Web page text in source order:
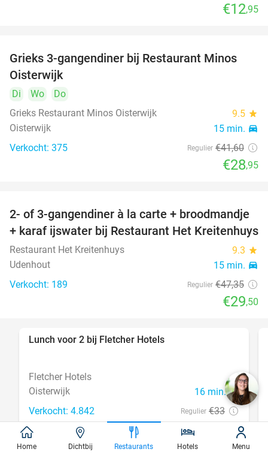
€12,95
30%
Grieks 3-gangendiner bij Restaurant Minos
Oisterwijk
Di Wo
Do
Grieks Restaurant Minos Oisterwijk
9.5 star
Oisterwijk 15 min. directions_car
Verkocht: 375 Regulier €41,60
€28,95
38%
2- of 3-gangendiner à la carte + broodmandje
+ karaf ijswater bij Restaurant Het Kreitenhuys
Restaurant Het Kreitenhuys 9.3 star
Udenhout 15 min. directions_car
Verkocht: 189 Regulier €47,35
€29,50
Lunch voor 2 bij Fletcher Hotels
Fletcher Hotels
Oisterwijk
16 min.directions_car
Verkocht: 4.842 Regulier €33
,90
Home Dichtbij Restaurants Hotels Menu